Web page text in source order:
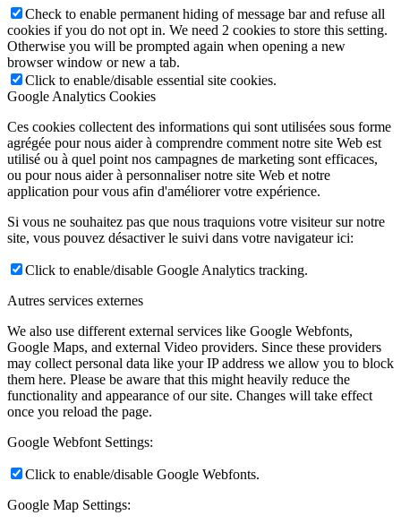
Check to enable permanent hiding of message bar and refuse all
cookies if you do not opt in. We need 2 cookies to store this setting.
Otherwise you will be prompted again when opening a new
browser window or new a tab.
Click to enable/disable essential site cookies.
Google Analytics Cookies
Ces cookies collectent des informations qui sont utilisées sous forme
agrégée pour nous aider à comprendre comment notre site Web est
utilisé ou à quel point nos campagnes de marketing sont efficaces,
ou pour nous aider à personnaliser notre site Web et notre
application pour vous afin d'améliorer votre expérience.
Si vous ne souhaitez pas que nous traquions votre visiteur sur notre
site, vous pouvez désactiver le suivi dans votre navigateur ici:
Click to enable/disable Google Analytics tracking.
Autres services externes
We also use different external services like Google Webfonts,
Google Maps, and external Video providers. Since these providers
may collect personal data like your IP address we allow you to block
them here. Please be aware that this might heavily reduce the
functionality and appearance of our site. Changes will take effect
once you reload the page.
Google Webfont Settings:
Click to enable/disable Google Webfonts.
Google Map Settings: